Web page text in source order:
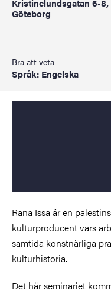
Kristinelundsgatan 6-8,
Göteborg
Bra att veta
Språk: Engelska
Rana Issa är en
kulturproducent vars
samtida konstnärliga
kulturhistoria.
Det här seminariet